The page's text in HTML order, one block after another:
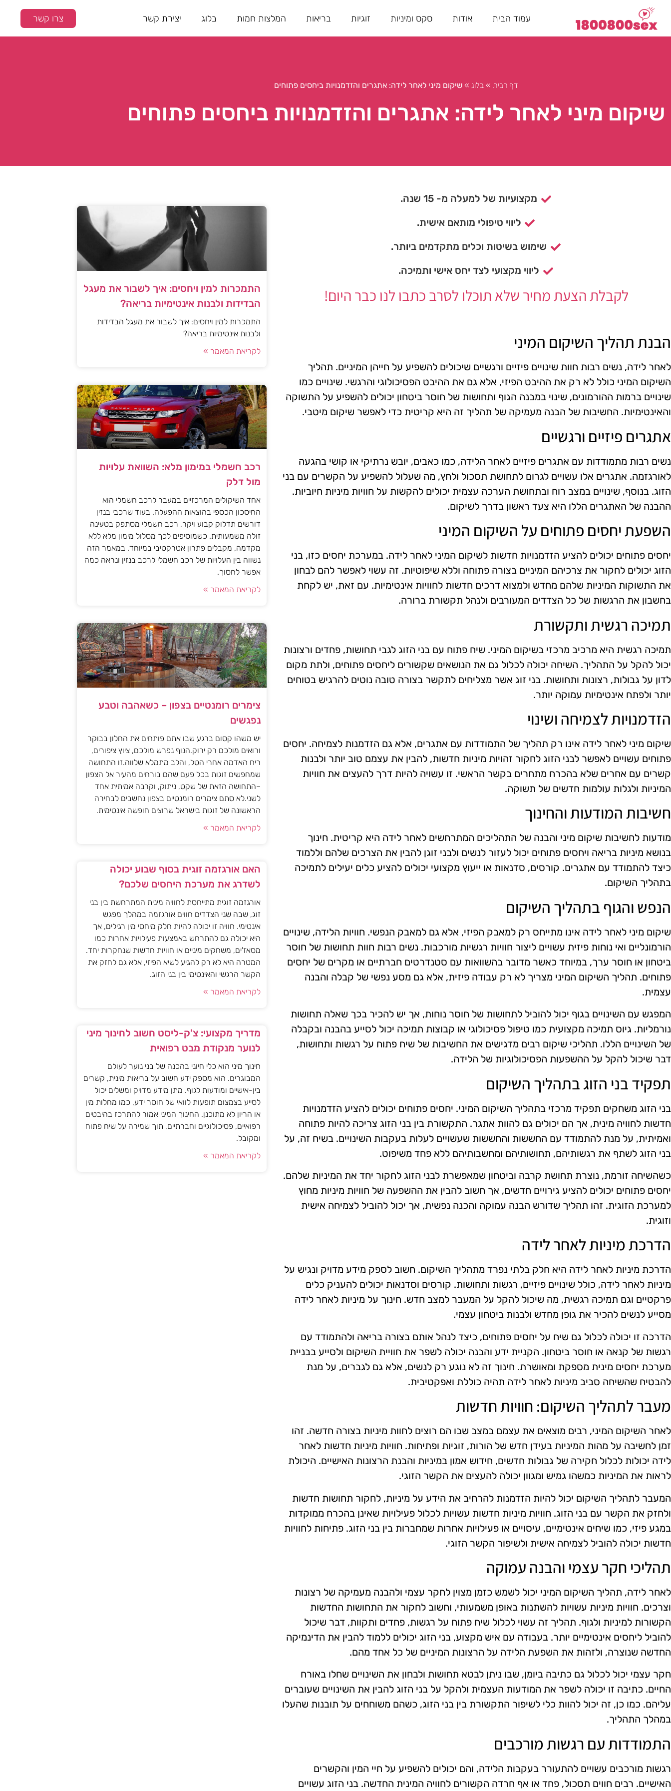
עמוד הבית אודות סקס ומיניות זוגיות בריאות המלצות חמות בלוג יצירת קשר צרו קשר
דף הבית »בלוג »שיקום מיני לאחר לידה: אתגרים והזדמנויות ביחסים פתוחים
שיקום מיני לאחר לידה: אתגרים והזדמנויות ביחסים פתוחים
מקצועיות של למעלה מ- 15 שנה.
ליווי טיפולי מותאם אישית.
שימוש בשיטות וכלים מתקדמים ביותר.
ליווי מקצועי לצד יחס אישי ותמיכה.
לקבלת הצעת מחיר שלא תוכלו לסרב כתבו לנו כבר היום!
הבנת תהליך השיקום המיני
לאחר לידה, נשים רבות חוות שינויים פיזיים ורגשיים שיכולים להשפיע על חייהן המיניים. תהליך
השיקום המיני כולל לא רק את ההיבט הפיזי, אלא גם את ההיבט הפסיכולוגי והרגשי. שינויים כמו
שינויים ברמות ההורמונים, שינוי במבנה הגוף ותחושות של חוסר ביטחון יכולים להשפיע על התשוקה
והאינטימיות. החשיבות של הבנה מעמיקה של תהליך זה היא קריטית כדי לאפשר שיקום מיטבי.
אתגרים פיזיים ורגשיים
נשים רבות מתמודדות עם אתגרים פיזיים לאחר הלידה, כמו כאבים, יובש נרתיקי או קושי בהגעה
לאורגזמה. אתגרים אלו עשויים לגרום לתחושת תסכול ולחץ, מה שעלול להשפיע על הקשרים עם בני
הזוג. בנוסף, שינויים במצב רוח ובתחושת הערכה עצמית יכולים להקשות על חוויות מיניות חיוביות.
ההבנה של האתגרים הללו היא צעד ראשון בדרך לשיקום.
השפעת יחסים פתוחים על השיקום המיני
יחסים פתוחים יכולים להציע הזדמנויות חדשות לשיקום המיני לאחר לידה. במערכת יחסים כזו, בני
הזוג יכולים לחקור את צרכיהם המיניים בצורה פתוחה וללא שיפוטיות. זה עשוי לאפשר להם לבחון
את התשוקות המיניות שלהם מחדש ולמצוא דרכים חדשות לחוויות אינטימיות. עם זאת, יש לקחת
בחשבון את הרגשות של כל הצדדים המעורבים ולנהל תקשורת ברורה.
תמיכה רגשית ותקשורת
תמיכה רגשית היא מרכיב מרכזי בשיקום המיני. שיח פתוח עם בני הזוג לגבי תחושות, פחדים ורצונות
יכול להקל על התהליך. השיחה יכולה לכלול גם את הנושאים שקשורים ליחסים פתוחים, ולתת מקום
לדון על גבולות, רצונות ותחושות. בני זוג אשר מצליחים לתקשר בצורה טובה נוטים להרגיש בטוחים
יותר ולפתח אינטימיות עמוקה יותר.
הזדמנויות לצמיחה ושינוי
שיקום מיני לאחר לידה אינו רק תהליך של התמודדות עם אתגרים, אלא גם הזדמנות לצמיחה. יחסים
פתוחים עשויים לאפשר לבני הזוג לחקור זהויות מיניות חדשות, להבין את עצמם טוב יותר ולבנות
קשרים עם אחרים שלא בהכרח מתחרים בקשר הראשי. זו עשויה להיות דרך להעצים את חוויות
המיניות ולגלות עולמות חדשים של תשוקה.
חשיבות המודעות והחינוך
מודעות לחשיבות שיקום מיני והבנה של התהליכים המתרחשים לאחר לידה היא קריטית. חינוך
בנושא מיניות בריאה ויחסים פתוחים יכול לעזור לנשים ולבני זוגן להבין את הצרכים שלהם וללמוד
כיצד להתמודד עם אתגרים. קורסים, סדנאות או ייעוץ מקצועי יכולים להציע כלים יעילים לתמיכה
בתהליך השיקום.
הנפש והגוף בתהליך השיקום
שיקום מיני לאחר לידה אינו מתייחס רק למאבק הפיזי, אלא גם למאבק הנפשי. חוויות הלידה, שינויים
הורמונליים ואי נוחות פיזית עשויים ליצור חוויות רגשיות מורכבות. נשים רבות חוות תחושות של חוסר
ביטחון או חוסר ערך, במיוחד כאשר מדובר בהשוואות עם סטנדרטים חברתיים או מקרים של יחסים
פתוחים. תהליך השיקום המיני מצריך לא רק עבודה פיזית, אלא גם מסע נפשי של קבלה והבנה
עצמית.
המפגש עם השינויים בגוף יכול להוביל לתחושות של חוסר נוחות, אך יש להכיר בכך שאלה תחושות
נורמליות. גיוס תמיכה מקצועית כמו טיפול פסיכולוגי או קבוצות תמיכה יכול לסייע בהבנה ובקבלה
של השינויים הללו. תהליכי שיקום רבים מדגישים את החשיבות של שיח פתוח על רגשות ותחושות,
דבר שיכול להקל על ההשפעות הפסיכולוגיות של הלידה.
תפקיד בני הזוג בתהליך השיקום
בני הזוג משחקים תפקיד מרכזי בתהליך השיקום המיני. יחסים פתוחים יכולים להציע הזדמנויות
חדשות לחוויה מינית, אך הם יכולים גם להוות אתגר. התקשורת בין בני הזוג צריכה להיות פתוחה
ואמיתית, על מנת להתמודד עם החששות והחששות שעשויים לעלות בעקבות השינויים. בשיח זה, על
בני הזוג לשתף את רגשותיהם, תחושותיהם ומחשבותיהם ללא פחד משיפוט.
כשהשיחה זורמת, נוצרת תחושת קרבה וביטחון שמאפשרת לבני הזוג לחקור יחד את המיניות שלהם.
יחסים פתוחים יכולים להציע גירויים חדשים, אך חשוב להבין את ההשפעה של חוויות מיניות מחוץ
למערכת הזוגית. זהו תהליך שדורש הבנה עמוקה והכנה נפשית, אך יכול להוביל לצמיחה אישית
וזוגית.
הדרכת מיניות לאחר לידה
הדרכת מיניות לאחר לידה היא חלק בלתי נפרד מתהליך השיקום. חשוב לספק מידע מדויק ונגיש על
מיניות לאחר לידה, כולל שינויים פיזיים, רגשות ותחושות. קורסים וסדנאות יכולים להעניק כלים
פרקטיים וגם תמיכה רגשית, מה שיכול להקל על המעבר למצב חדש. חינוך על מיניות לאחר לידה
מסייע לנשים להכיר את גופן מחדש ולבנות ביטחון עצמי.
הדרכה זו יכולה לכלול גם שיח על יחסים פתוחים, כיצד לנהל אותם בצורה בריאה ולהתמודד עם
רגשות של קנאה או חוסר ביטחון. הקניית ידע והבנה יכולה לשפר את חוויית השיקום ולסייע בבניית
מערכת יחסים מינית מספקת ומאושרת. חינוך זה לא נוגע רק לנשים, אלא גם לגברים, על מנת
להבטיח שהשיחה סביב מיניות לאחר לידה תהיה כוללת ואפקטיבית.
מעבר לתהליך השיקום: חוויות חדשות
לאחר השיקום המיני, רבים מוצאים את עצמם במצב שבו הם רוצים לחוות מיניות בצורה חדשה. זהו
זמן לחשיבה על מהות המיניות בעידן חדש של הורות, זוגיות ופתיחות. חוויות מיניות חדשות לאחר
לידה יכולות לכלול חקירה של גבולות חדשים, חידוש אמון במיניות והבנת הרצונות האישיים. היכולת
לראות את המיניות כמשהו גמיש ומגוון יכולה להעצים את הקשר הזוגי.
המעבר לתהליך השיקום יכול להיות הזדמנות להרחיב את הידע על מיניות, לחקור תחושות חדשות
ולחזק את הקשר עם בני הזוג. חוויות מיניות חדשות עשויות לכלול פעילויות שאינן בהכרח ממוקדות
במגע פיזי, כמו שיחים אינטימיים, עיסויים או פעילויות אחרות שמחברות בין בני הזוג. פתיחות לחוויות
חדשות יכולה להוביל לצמיחה אישית ולשיפור הקשר הזוגי.
תהליכי חקר עצמי והבנה עמוקה
לאחר לידה, תהליך השיקום המיני יכול לשמש כזמן מצוין לחקר עצמי ולהבנה מעמיקה של רצונות
וצרכים. חוויות מיניות עשויות להשתנות באופן משמעותי, וחשוב לחקור את התחושות החדשות
הקשורות למיניות ולגוף. תהליך זה עשוי לכלול שיח פתוח על רגשות, פחדים ותקוות, דבר שיכול
להוביל ליחסים אינטימיים יותר. בעבודה עם איש מקצוע, בני הזוג יכולים ללמוד להבין את הדינמיקה
החדשה שנוצרה, ולזהות את השפעת הלידה על הרצונות המיניים של כל אחד מהם.
חקר עצמי יכול לכלול גם כתיבה ביומן, שבו ניתן לבטא תחושות ולבחון את השינויים שחלו באורח
החיים. כתיבה זו יכולה לשפר את המודעות העצמית ולהקל על בני הזוג להבין את השינויים שעוברים
עליהם. כמו כן, זה יכול להוות כלי לשיפור התקשורת בין בני הזוג, כשהם משוחחים על תובנות שהעלו
במהלך התהליך.
התמודדות עם רגשות מורכבים
רגשות מורכבים עשויים להתעורר בעקבות הלידה, והם יכולים להשפיע על חיי המין והקשרים
האישיים. רבים חווים תסכול, פחד או אף חרדה הקשורים לחוויה המינית החדשה. בני הזוג עשויים
התמכרות למין ויחסים: איך לשבור את מעגל
הבדידות ולבנות אינטימיות בריאה?
התמכרות למין ויחסים: איך לשבור את מעגל הבדידות
ולבנות אינטימיות בריאה?
לקריאת המאמר »
רכב חשמלי במימון מלא: השוואת עלויות
מול דלק
אחד השיקולים המרכזיים במעבר לרכב חשמלי הוא
החיסכון הכספי בהוצאות ההפעלה. בעוד שרכבי בנזין
דורשים תדלוק קבוע ויקר, רכב חשמלי מסתפק בטעינה
זולה משמעותית. כשמוסיפים לכך מסלול מימון מלא ללא
מקדמה, מקבלים פתרון אטרקטיבי במיוחד. במאמר הזה
נשווה בין העלויות של רכב חשמלי לרכב בנזין ונראה כמה
אפשר לחסוך.
לקריאת המאמר »
צימרים רומנטיים בצפון – כשאהבה וטבע
נפגשים
יש משהו קסום ברגע שבו אתם פותחים את החלון בבוקר
ורואים מולכם רק ירוק.הנוף נפרש מולכם, ציוץ ציפורים,
ריח האדמה אחרי הטל, והלב מתמלא שלווה.זו התחושה
שמחפשים זוגות בכל פעם שהם בורחים מהעיר אל הצפון
–התחושה הזאת של שקט, ניתוק, וקרבה אמיתית אחד
לשני.לא סתם צימרים רומנטיים בצפון נחשבים לבחירה
הראשונה של זוגות בישראל שרוצים חופשה אינטימית.
לקריאת המאמר »
האם אורגזמה זוגית בסוף שבוע יכולה
לשדרג את מערכת היחסים שלכם?
אורגזמה זוגית מתייחסת לחוויה מינית המתרחשת בין בני
זוג, שבה שני הצדדים חווים אורגזמה במהלך מפגש
אינטימי. חוויה זו יכולה להיות חלק מיחסי מין רגילים, אך
היא יכולה גם להתרחש באמצעות פעילויות אחרות כמו
מסאז'ים, משחקים מיניים או חוויות חדשות שנחקרות יחד.
המטרה היא לא רק להגיע לשיא הפיזי, אלא גם לחזק את
הקשר הרגשי והאינטימי בין בני הזוג.
לקריאת המאמר »
מדריך מקצועי: צ'ק-ליסט חשוב לחינוך מיני
לנוער מנקודת מבט רפואית
חינוך מיני הוא כלי חיוני בהכנה של בני נוער לעולם
המבוגרים. הוא מספק ידע חשוב על בריאות מינית, קשרים
בין-אישיים ומודעות לגוף. מתן מידע מדויק ומשלים יכול
לסייע בצמצום תופעות לוואי של חוסר ידע, כמו מחלות מין
או הריון לא מתוכנן. החינוך המיני אמור להתרכז בהיבטים
רפואיים, פסיכולוגיים וחברתיים, תוך שמירה על שיח פתוח
ומקובל.
לקריאת המאמר »